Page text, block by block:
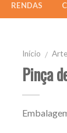
RENDAS
Início /
Pinça